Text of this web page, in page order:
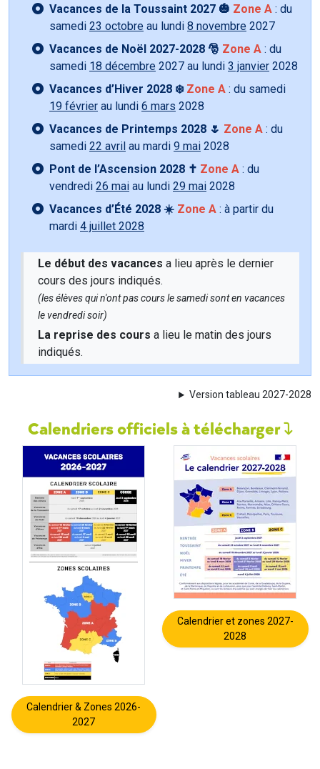
Vacances de la Toussaint 2027 🎃 Zone A : du
samedi 23 octobre au lundi 8 novembre 2027
Vacances de Noël 2027-2028 🎅 Zone A : du
samedi 18 décembre 2027 au lundi 3 janvier 2028
Vacances d’Hiver 2028 ❄️ Zone A : du samedi
19 février au lundi 6 mars 2028
Vacances de Printemps 2028 🌷 Zone A : du
samedi 22 avril au mardi 9 mai 2028
Pont de l’Ascension 2028 ✝️ Zone A : du
vendredi 26 mai au lundi 29 mai 2028
Vacances d’Été 2028 ☀️ Zone A : à partir du
mardi 4 juillet 2028
Le début des vacances a lieu après le dernier
cours des jours indiqués.
(les élèves qui n'ont pas cours le samedi sont en vacances
le vendredi soir)
La reprise des cours a lieu le matin des jours
indiqués.
Version tableau 2027-2028
Calendriers officiels à télécharger
Calendrier & Zones 2026-
2027
Calendrier et zones 2027-
2028